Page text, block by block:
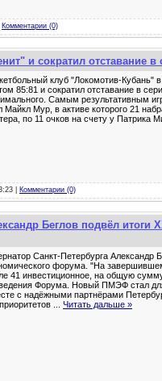
Комментарии (0)
и сократил отставание в
клуб "Локомотив-Кубань"
85:81 и сократил отставание в
Самым результативным
Майкл Мур, в активе которого 21
по 11 очков на счету у Патрика
| Комментарии (0)
Беглов подвёл
Санкт-Петербурга Александр
форума. "На
41 инвестиционное, на общую
Форума. Новый ПМЭФ стал
с надёжными партнёрами
приоритетов
Читать дальше »